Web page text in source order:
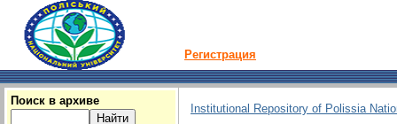
Регистрация
Поиск в архиве
Institutional Repository of Polissia